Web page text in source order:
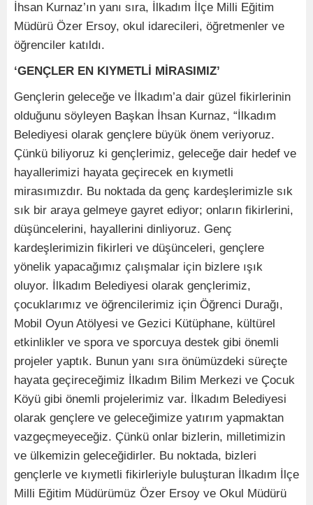
İhsan Kurnaz’ın yanı sıra, İlkadım İlçe Milli Eğitim
Müdürü Özer Ersoy, okul idarecileri, öğretmenler ve
öğrenciler katıldı.
‘GENÇLER EN KIYMETLİ MİRASIMIZ’
Gençlerin geleceğe ve İlkadım’a dair güzel fikirlerinin
olduğunu söyleyen Başkan İhsan Kurnaz, “İlkadım
Belediyesi olarak gençlere büyük önem veriyoruz.
Çünkü biliyoruz ki gençlerimiz, geleceğe dair hedef ve
hayallerimizi hayata geçirecek en kıymetli
mirasımızdır. Bu noktada da genç kardeşlerimizle sık
sık bir araya gelmeye gayret ediyor; onların fikirlerini,
düşüncelerini, hayallerini dinliyoruz. Genç
kardeşlerimizin fikirleri ve düşünceleri, gençlere
yönelik yapacağımız çalışmalar için bizlere ışık
oluyor. İlkadım Belediyesi olarak gençlerimiz,
çocuklarımız ve öğrencilerimiz için Öğrenci Durağı,
Mobil Oyun Atölyesi ve Gezici Kütüphane, kültürel
etkinlikler ve spora ve sporcuya destek gibi önemli
projeler yaptık. Bunun yanı sıra önümüzdeki süreçte
hayata geçireceğimiz İlkadım Bilim Merkezi ve Çocuk
Köyü gibi önemli projelerimiz var. İlkadım Belediyesi
olarak gençlere ve geleceğimize yatırım yapmaktan
vazgeçmeyeceğiz. Çünkü onlar bizlerin, milletimizin
ve ülkemizin geleceğidirler. Bu noktada, bizleri
gençlerle ve kıymetli fikirleriyle buluşturan İlkadım İlçe
Milli Eğitim Müdürümüz Özer Ersoy ve Okul Müdürü